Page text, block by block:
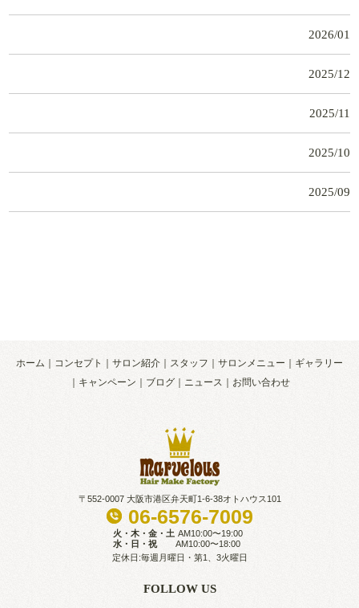
2026/01
2025/12
2025/11
2025/10
2025/09
ホーム コンセプト サロン紹介 スタッフ サロンメニュー
ギャラリー
キャンペーン
ブログ ニュース お問い合わせ
〒552-0007 大阪市港区弁天町1-6-38オトハウス101
06-6576-7009
火・木・金・土 AM10:00〜19:00
水・日・祝
AM10:00〜18:00
定休日:毎週月曜日・第1、3火曜日
FOLLOW US